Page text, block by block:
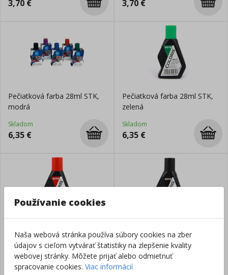
3,70 € 3,70 €
Pečiatková farba 28ml STK,
modrá
Skladom
6,35 €
Pečiatková farba 28ml STK,
zelená
Skladom
6,35 €
červená
Skladom
6,35€
čierna
Skladom
6,35
Používanie cookies
Naša webová stránka používa súbory cookies na zber
údajov s cieľom vytvárať štatistiky na zlepšenie kvality
webovej stránky. Môžete prijať alebo odmietnuť
spracovanie cookies. Viac informácií